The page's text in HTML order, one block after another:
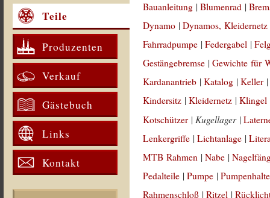
Teile
Produzenten
Verkauf
Gästebuch
Links
Kontakt
Bauanleitung |Blumenrad |
Dynamo |Dynamos, Kleidernetz
Fahrradpumpe |Federgabel |
Gestängebremse |Gewichte für
Kardanantrieb |Katalog |Keller
Kindersitz |Kleidernetz |Klingel
Kotschützer |Kugellager|
Lenkergriffe |Lichtanlage |
MTB Rahmen |Nabe |
Pedalteile |Pumpe |
Rahmenschloß |Ritzel |